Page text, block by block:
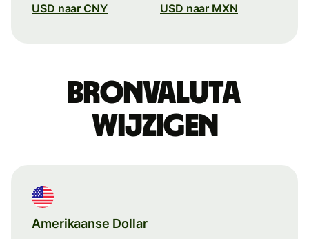
USD naar CNY USD naar MXN
Bronvaluta
wijzigen
Amerikaanse Dollar